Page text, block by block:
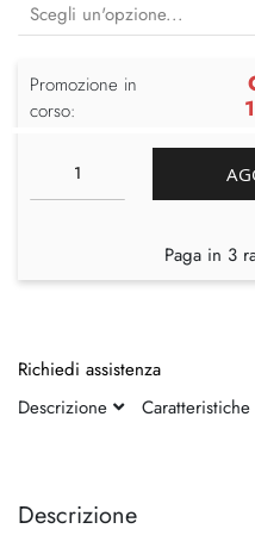
fine
della
Descrizione
Promozione in
corso:
Paga in 3
Richiedi assistenza
Descrizione
Caratteristiche